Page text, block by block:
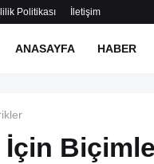
Politikası İletişim
ANASAYFA HABER